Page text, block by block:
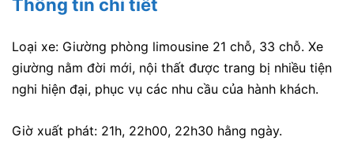
Thông tin chi tiết
Loại xe: Giường phòng limousine 21 chỗ, 33 chỗ. Xe
giường nằm đời mới, nội thất được trang bị nhiều tiện
nghi hiện đại, phục vụ các nhu cầu của hành khách.
Giờ xuất phát: 21h, 22h00, 22h30 hằng ngày.